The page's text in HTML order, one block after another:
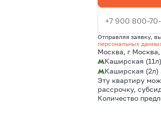
+7 900 800-
Отправляя заявку,
персональных
Москва, г
Каширская (11л)
Каширская (2л)
Эту квартиру
рассрочку,
Количество